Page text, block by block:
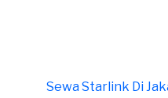
Sewa Starlink Di